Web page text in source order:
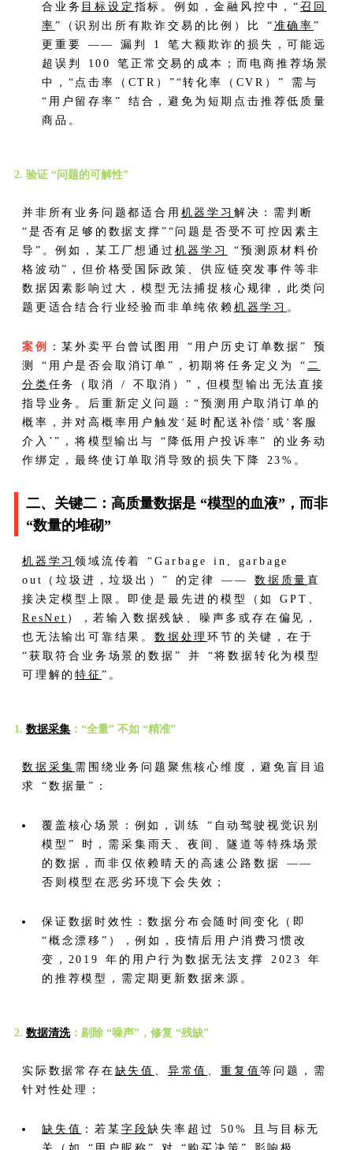
合业务 目标设定 指标。例如，金融风控中，“召回
率 ”（识别出所有欺诈交易的比例）比 “ 准确率”
更重要 —— 漏判 1 笔大额欺诈的损失，可能远
超误判 100 笔正常交易的成本；而电商推荐场景
中，“点击率（CTR）”“转化率（CVR）” 需与
“用户留存率” 结合，避免为短期点击推荐低质量
商品。
2. 验证 “问题的可解性”
并非所有业务问题都适合用 机器学习 解决：需判断
“是否有足够的数据支撑”“问题是否受不可控因素主
导”。例如，某工厂想通过 机器学习
“预测原材料价
格波动”，但价格受国际政策、供应链突发事件等非
数据因素影响过大，模型无法捕捉核心规律，此类问
题更适合结合行业经验而非单纯依赖 机器学习 。
案例
：某外卖平台曾试图用 “用户历史订单数据” 预
测 “用户是否会取消订单”，初期将任务定义为 “二
分类 任务（取消 / 不取消）”，但模型输出无法直接
指导业务。后重新定义问题：“预测用户取消订单的
概率，并对高概率用户触发‘延时配送补偿’或‘客服
介入’”，将模型输出与 “降低用户投诉率” 的业务动
作绑定，最终使订单取消导致的损失下降 23%。
二、关键二：高质量数据是 “模型的血液”，而非
“数量的堆砌”
机器学习领域流传着 “Garbage in, garbage
out（垃圾进，垃圾出）” 的定律 —— 数据质量直
接决定模型上限。即使是最先进的模型（如 GPT、
ResNet ），若输入数据残缺、噪声多或存在偏见，
也无法输出可靠结果。数据处理环节的关键，在于
“获取符合业务场景的数据” 并 “将数据转化为模型
可理解的特征 ”。
1. 数据采集 ：“全量” 不如 “精准”
数据采集 需围绕业务问题聚焦核心维度，避免盲目追
求 “数据量”：
覆盖核心场景：例如，训练 “自动驾驶视觉识别
模型” 时，需采集雨天、夜间、隧道等特殊场景
的数据，而非仅依赖晴天的高速公路数据 ——
否则模型在恶劣环境下会失效；
保证数据时效性：数据分布会随时间变化（即
“概念漂移”），例如，疫情后用户消费习惯改
变，2019 年的用户行为数据无法支撑 2023 年
的推荐模型，需定期更新数据来源。
2. 数据清洗：剔除 “噪声”，修复 “残缺”
实际数据常存在 缺失值 、 异常值 、重复值等问题，需
针对性处理：
缺失值 ：若某 字段缺失率超过 50% 且与目标无